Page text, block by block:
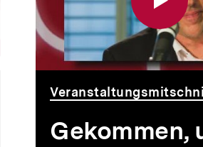
Video
Dauer
23
Min.
Gekommen,